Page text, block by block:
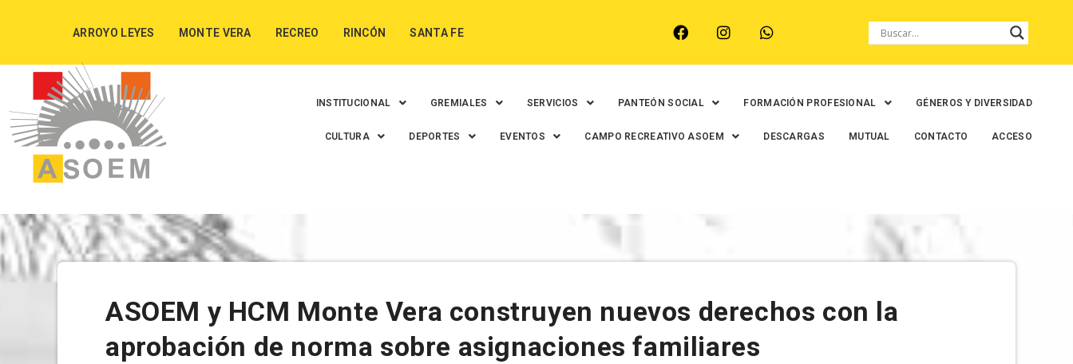
ARROYO LEYES MONTE VERA RECREO RINCÓN SANTA FE
INSTITUCIONAL GREMIALES SERVICIOS PANTEÓN SOCIAL FORMACIÓN PROFESIONAL GÉNEROS Y DIVERSIDAD
CULTURA DEPORTES EVENTOS CAMPO RECREATIVO ASOEM DESCARGAS MUTUAL CONTACTO ACCESO
ASOEM y HCM Monte Vera construyen nuevos derechos con la
aprobación de norma sobre asignaciones familiares